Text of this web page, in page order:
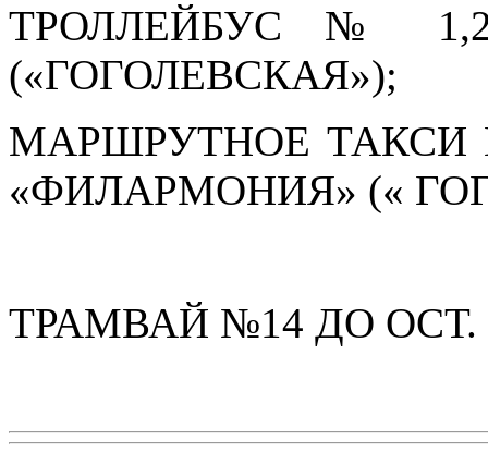
ТРОЛЛЕЙБУС №
(«ГОГОЛЕВСКАЯ»);
МАРШРУТНОЕ ТАКСИ
«ФИЛАРМОНИЯ» («
ТРАМВАЙ №14 ДО